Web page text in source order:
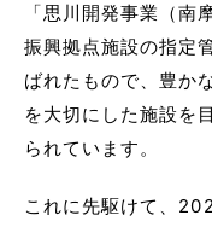
「思川開発事業（
振興拠点施設の指定
ばれたもので、豊か
を大切にした施設を
られています。
これに先駆けて、